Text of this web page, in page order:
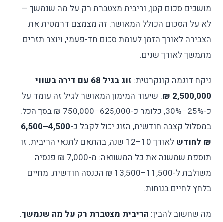
מושכים סכום קטן, וריבית מצטברת רק על מה שנמשך —
לא על הסכום הכולל המאושר. זה מצמצם דרמטית את
הצבירה לאורך הזמן לעומת סכום חד-פעמי, ויוצר תזרים
מתמשך לאורך שנים.
ניקח דוגמה קונקרטית:
זוג בגיל 68 עם דירה בשווי
2,500,000 ₪
. שיעור המימון המאושר לגיל זה עומד על
כ-25%–30%, כלומר כ-625,000–750,000 ₪ בסך הכל.
במסלול קצבה חודשית, הזוג יכול לקבל כ-
4,500–6,500
₪ לחודש
לאורך 10–12 שנה, בהתאם לתנאי הריבית. זו
תוספת שמשנה את כל המשוואה: מ-7,000 ₪ פנסיה
משולבת ל-11,500–13,500 ₪ הכנסה חודשית. מחיים
בלחץ לחיים בנוחות.
מה שחשוב להבין: הריבית מצטברת רק על מה שנמשך.